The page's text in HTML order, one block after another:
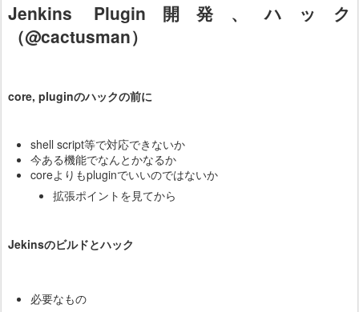
Jenkins Plugin開発、ハック
（@cactusman）
core, pluginのハックの前に
shell script等で対応できないか
今ある機能でなんとかなるか
coreよりもpluginでいいのではないか
拡張ポイントを見てから
Jekinsのビルドとハック
必要なもの